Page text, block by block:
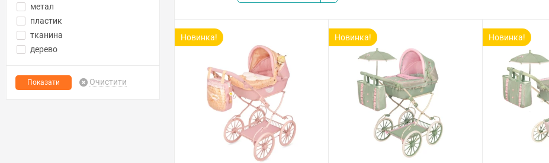
метал
пластик
тканина
дерево
Очистити
Новинка! Новинка! Новинка!